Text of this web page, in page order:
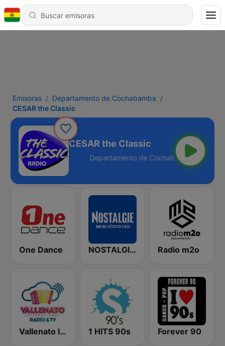
Emisoras
Departamento de Cochabamba
CESAR the Classic
CESAR the Classic
- 79.1 FM
One Dance NOSTALGIE Radio Radio m2o
Vallenato Internacional 1 HITS 90s Forever 90